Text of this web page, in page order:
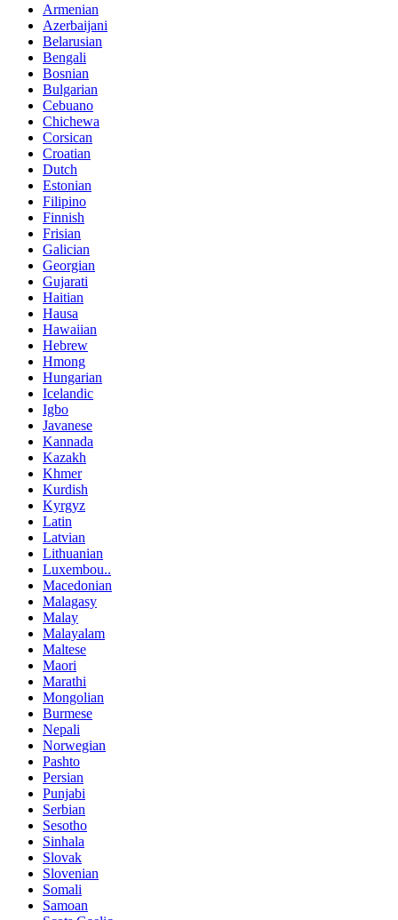
Armenian
Azerbaijani
Belarusian
Bengali
Bosnian
Bulgarian
Cebuano
Chichewa
Corsican
Croatian
Dutch
Estonian
Filipino
Finnish
Frisian
Galician
Georgian
Gujarati
Haitian
Hausa
Hawaiian
Hebrew
Hmong
Hungarian
Icelandic
Igbo
Javanese
Kannada
Kazakh
Khmer
Kurdish
Kyrgyz
Latin
Latvian
Lithuanian
Luxembou..
Macedonian
Malagasy
Malay
Malayalam
Maltese
Maori
Marathi
Mongolian
Burmese
Nepali
Norwegian
Pashto
Persian
Punjabi
Serbian
Sesotho
Sinhala
Slovak
Slovenian
Somali
Samoan